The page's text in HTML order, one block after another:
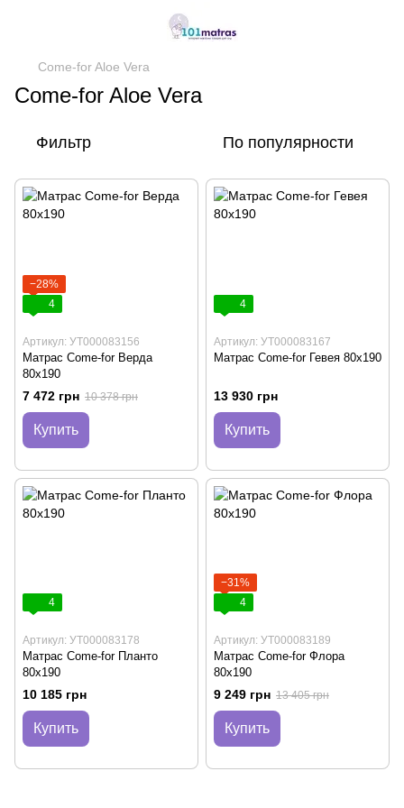
Come-for Aloe Vera
Come-for Aloe Vera
Фильтр По популярности
−28%
4
Артикул: УТ000083156
Матрас Come-for Верда
80х190
7 472 грн 10 378 грн
Купить
4
Артикул: УТ000083167
Матрас Come-for Гевея 80х190
13 930 грн
Купить
4
Артикул: УТ000083178
Матрас Come-for Планто
80х190
10 185 грн
Купить
−31%
4
Артикул: УТ000083189
Матрас Come-for Флора
80х190
9 249 грн 13 405 грн
Купить